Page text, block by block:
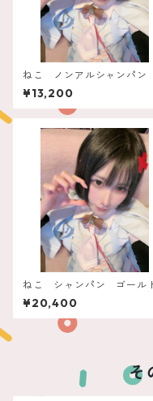
ねこ ノンアルシャンパン
ぽん！できるフィリコ
¥13,200
ねこ シャンパン ゴール
ビーナス
¥20,400
そ